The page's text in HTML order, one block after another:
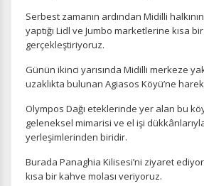
Serbest zamanın ardından Midilli
yaptığı Lidl ve Jumbo marketlerine kısa
gerçekleştiriyoruz.
Günün ikinci yarısında Midilli merkeze
uzaklıkta bulunan Agiasos Köyü’ne
Olympos Dağı eteklerinde yer alan bu
geleneksel mimarisi ve el işi
yerleşimlerinden biridir.
Burada Panaghia Kilisesi’ni ziyaret
kısa bir kahve molası veriyoruz.